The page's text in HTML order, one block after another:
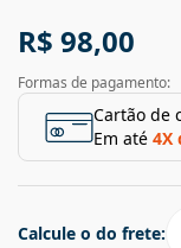
R$ 98,00
Formas de pagamento:
Cartão de
Em até 4X
Calcule o do frete: